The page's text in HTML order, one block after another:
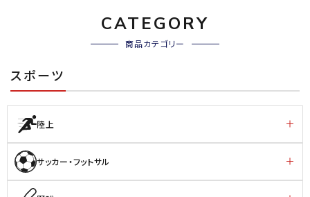
CATEGORY
商品カテゴリー
スポーツ
陸上
サッカー・フットサル